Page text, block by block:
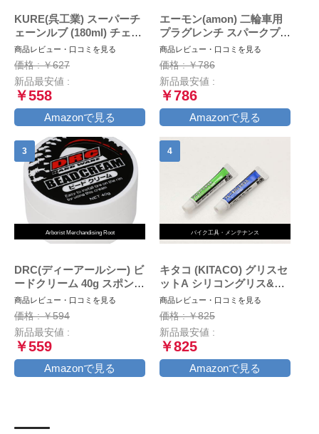
KURE(呉工業) スーパーチ
ェーンルブ (180ml) チェー
ン専用プレミアム潤滑剤 [
品番 ] 1068 [HTRC2.1]
商品レビュー・口コミを見る
価格 : ￥627
新品最安値 :
￥558
Amazonで見る
エーモン(amon) 二輪車用
プラグレンチ スパークプラ
グレンチ バイク用
(16mm・18mm・21mmに
対応) 収納袋付 8844
商品レビュー・口コミを見る
価格 : ￥786
新品最安値 :
￥786
Amazonで見る
Arborist Merchandising Root
DRC(ディーアールシー) ビ
ードクリーム 40g スポンジ
付属
商品レビュー・口コミを見る
価格 : ￥594
新品最安値 :
￥559
Amazonで見る
バイク工具・メンテナンス
キタコ (KITACO) グリスセ
ットA シリコングリス&ブ
レーキバッドグリス 各1本
AZ969-001
商品レビュー・口コミを見る
価格 : ￥825
新品最安値 :
￥825
Amazonで見る